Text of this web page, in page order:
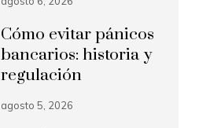
Cómo evitar pánicos
bancarios: historia y
regulación
agosto 5, 2026